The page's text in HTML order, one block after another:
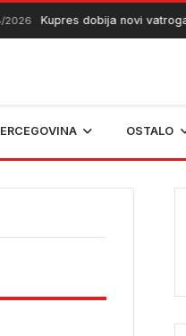
Kupres dobija novi vatrogasni
OSTALO